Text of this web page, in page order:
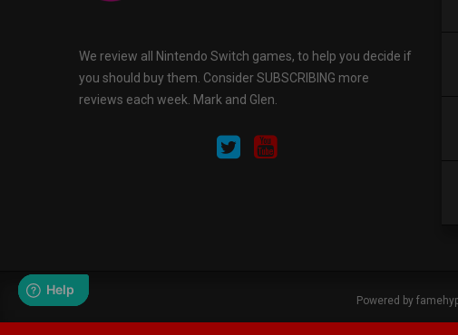
We review all Nintendo Switch games, to help you decide if
you should buy them. Consider SUBSCRIBING more
reviews each week. Mark and Glen.
Powered by